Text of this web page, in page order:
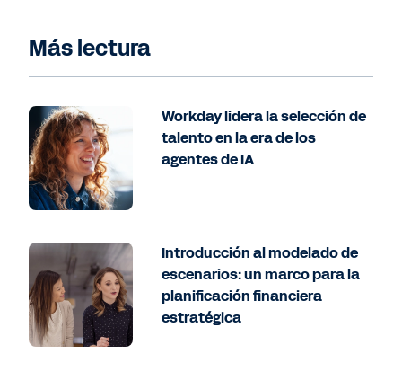
Más lectura
Workday lidera la selección de
talento en la era de los
agentes de IA
Introducción al modelado de
escenarios: un marco para la
planificación financiera
estratégica